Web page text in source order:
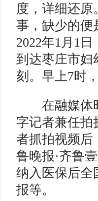
度，详细还
事，缺少的便
2022年1月1
到达枣庄市妇
刻。早上7时
在融媒体时
字记者兼任拍
者抓拍视频后
鲁晚报·齐鲁
纳入医保后全
报等。